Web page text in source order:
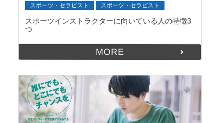
スポーツ・セラピスト スポーツ・セラピスト
スポーツインストラクターに向いている人の特徴3
つ
MORE